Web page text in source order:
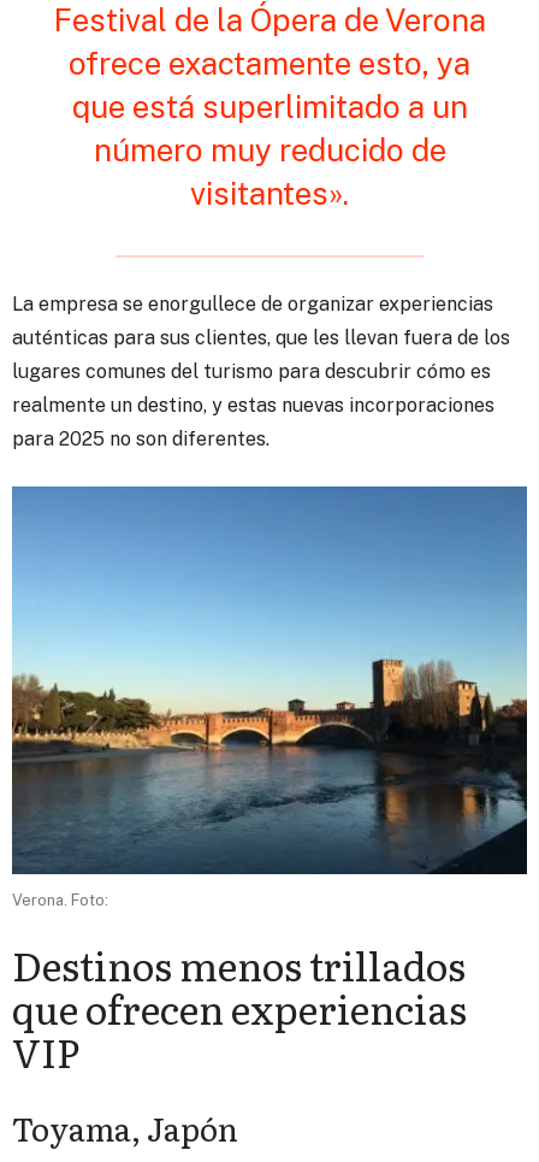
Festival de la Ópera de Verona
ofrece exactamente esto, ya
que está superlimitado a un
número muy reducido de
visitantes».
La empresa se enorgullece de organizar experiencias
auténticas para sus clientes, que les llevan fuera de los
lugares comunes del turismo para descubrir cómo es
realmente un destino, y estas nuevas incorporaciones
para 2025 no son diferentes.
Verona. Foto:
Destinos menos trillados
que ofrecen experiencias
VIP
Toyama, Japón